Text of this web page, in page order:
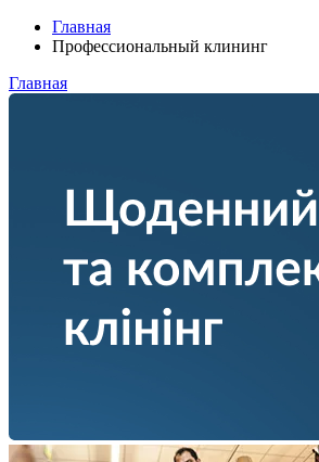
Главная
Профессиональный клининг
Главная